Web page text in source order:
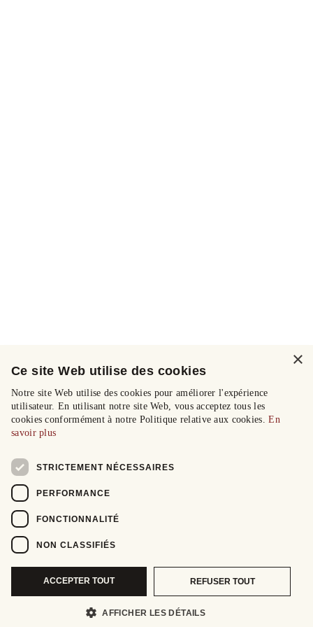
×
Ce site Web utilise des cookies
Notre site Web utilise des cookies pour améliorer l'expérience
utilisateur. En utilisant notre site Web, vous acceptez tous les
cookies conformément à notre Politique relative aux cookies.En
savoir plus
STRICTEMENT NÉCESSAIRES
PERFORMANCE
FONCTIONNALITÉ
NON CLASSIFIÉS
ACCEPTER TOUT REFUSER TOUT
AFFICHER LES DÉTAILS